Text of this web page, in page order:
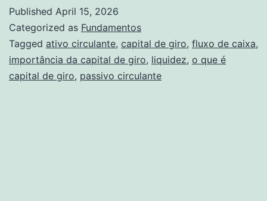
para
empresas:
impulsione
o
Published April 15, 2026
Categorized as Fundamentos
Tagged ativo circulante, capital de giro, fluxo de caixa,
importância da capital de giro, liquidez, o que é
capital de giro, passivo circulante